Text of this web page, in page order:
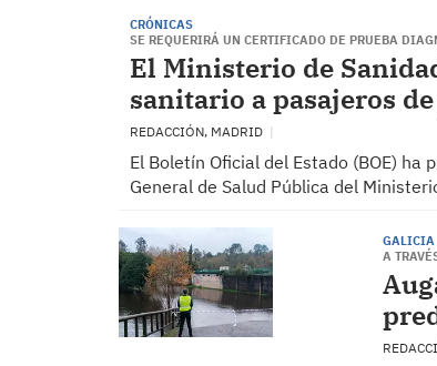
CRÓNICAS
SE REQUERIRÁ UN CERTIFICADO DE PRUEBA
El Ministerio de
sanitario a pasajeros
REDACCIÓN, MADRID
El Boletín Oficial del Estado (BOE)
General de Salud Pública del
GALICIA
A